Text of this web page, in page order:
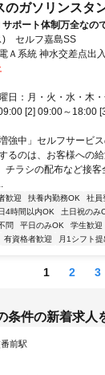
のガソリンスタ
ポート体制万全なの
) セルフ嘉島SS
Ａ系統 神水交差点出
約62分、熊本市電Ａ
日：月・火・水・木
[2] 09:00～18:00
強中」セルフサービ
るのは、お客様への
チラシの配布など接
歓迎 扶養内勤務OK 社員
4時間以内OK 土日祝のみ
問 平日のみOK 学生歓迎
有資格者歓迎 月1シフト提
1 2 3
条件の新着求人
前駅